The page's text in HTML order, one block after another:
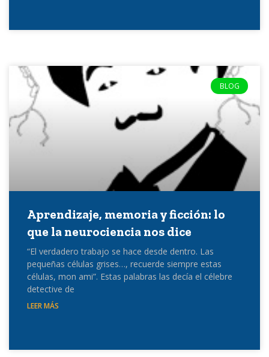
BLOG
Aprendizaje, memoria y ficción: lo
que la neurociencia nos dice
“El verdadero trabajo se hace desde dentro. Las
pequeñas células grises…, recuerde siempre estas
células, mon ami”. Estas palabras las decía el célebre
detective de
LEER MÁS